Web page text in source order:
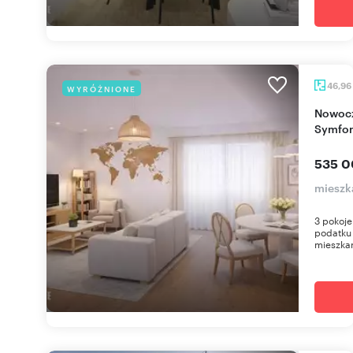
WYRÓŻNIONE 46,96
Nowoczesne 3-pokoje z balkonem w inwestycji
535
3